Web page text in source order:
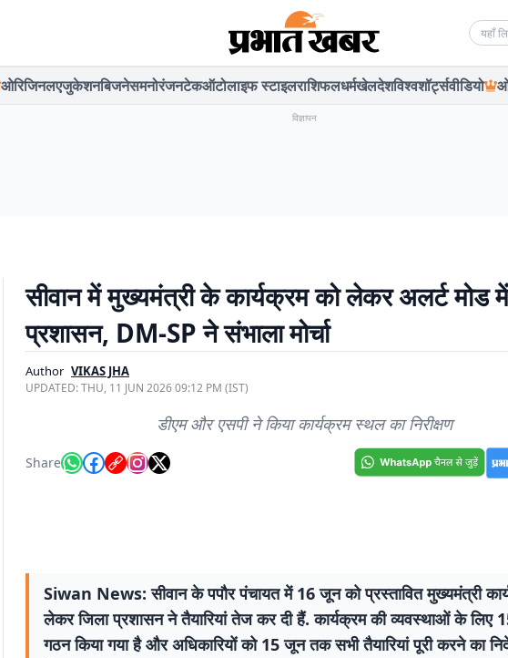
ओरिजिनलएजुकेशनबिजनेसमनोरंजनटेकऑटोलाइफ स्टाइलराशिफलधर्मखेलदेशविश्वशॉर्ट्सवीडियो
विज्ञापन
सीवान में मुख्यमंत्री के कार्यक्रम को लेकर अलर्ट मोड
प्रशासन, DM-SP ने संभाला मोर्चा
Author VIKAS JHA
UPDATED:THU, 11 JUN 2026 09:12 PM (IST)
डीएम और एसपी ने किया कार्यक्रम स्थल का निरीक्षण
Share
Siwan News: सीवान के पपौर पंचायत में 16 जून को प्रस्तावित मुख्यमंत्री
लेकर जिला प्रशासन ने तैयारियां तेज कर दी हैं. कार्यक्रम की व्यवस्थाओं के लिए
गठन किया गया है और अधिकारियों को 15 जून तक सभी तैयारियां पूरी करने का